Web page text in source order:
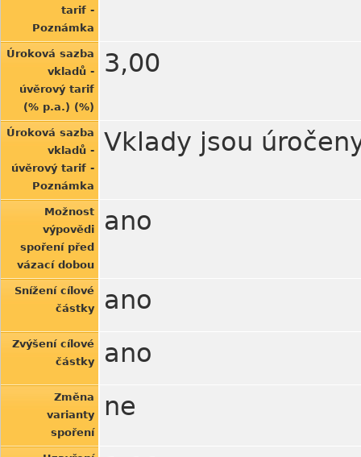
tarif -
Poznámka
Úroková sazba
vkladů -
úvěrový tarif
(% p.a.) (%)
3,00
Úroková sazba
vkladů -
úvěrový tarif -
Poznámka
Vklady jsou
Možnost
výpovědi
spoření před
vázací dobou
ano
Snížení cílové
částky
ano
Zvýšení cílové
částky
ano
Změna
varianty
spoření
ne